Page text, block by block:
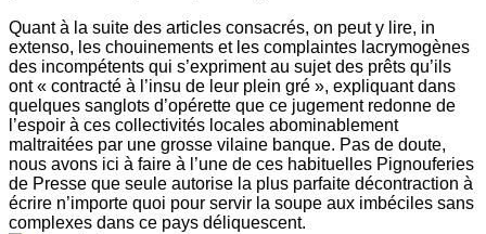
Quant à la suite des articles consacrés, on peut y lire, in
extenso, les chouinements et les complaintes lacrymogènes
des incompétents qui s’expriment au sujet des prêts qu’ils
ont « contracté à l’insu de leur plein gré », expliquant dans
quelques sanglots d’opérette que ce jugement redonne de
l’espoir à ces collectivités locales abominablement
maltraitées par une grosse vilaine banque. Pas de doute,
nous avons ici à faire à l’une de ces habituelles Pignouferies
de Presse que seule autorise la plus parfaite décontraction à
écrire n’importe quoi pour servir la soupe aux imbéciles sans
complexes dans ce pays déliquescent.